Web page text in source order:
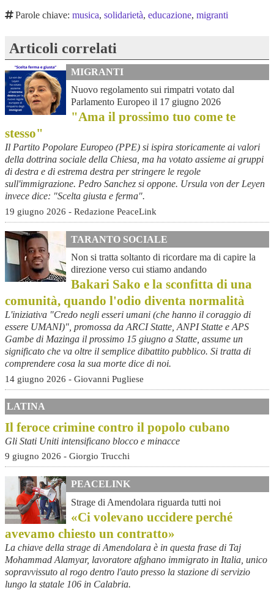
Parole chiave:musica,solidarietà,educazione,migranti
Articoli correlati
MIGRANTI
Nuovo regolamento sui rimpatri votato dal
Parlamento Europeo il 17 giugno 2026
"Ama il prossimo tuo come te
stesso"
Il Partito Popolare Europeo (PPE) si ispira storicamente ai valori
della dottrina sociale della Chiesa, ma ha votato assieme ai gruppi
di destra e di estrema destra per stringere le regole
sull'immigrazione. Pedro Sanchez si oppone. Ursula von der Leyen
invece dice: "Scelta giusta e ferma".
19 giugno 2026 - Redazione PeaceLink
TARANTO SOCIALE
Non si tratta soltanto di ricordare ma di capire la
direzione verso cui stiamo andando
Bakari Sako e la sconfitta di una
comunità, quando l'odio diventa normalità
L'iniziativa "Credo negli esseri umani (che hanno il coraggio di
essere UMANI)", promossa da ARCI Statte, ANPI Statte e APS
Gambe di Mazinga il prossimo 15 giugno a Statte, assume un
significato che va oltre il semplice dibattito pubblico. Si tratta di
comprendere cosa la sua morte dice di noi.
14 giugno 2026 - Giovanni Pugliese
LATINA
Il feroce crimine contro il popolo cubano
Gli Stati Uniti intensificano blocco e minacce
9 giugno 2026 - Giorgio Trucchi
PEACELINK
Strage di Amendolara riguarda tutti noi
«Ci volevano uccidere perché
avevamo chiesto un contratto»
La chiave della strage di Amendolara è in questa frase di Taj
Mohammad Alamyar, lavoratore afghano immigrato in Italia, unico
sopravvissuto al rogo dentro l'auto presso la stazione di servizio
lungo la statale 106 in Calabria.